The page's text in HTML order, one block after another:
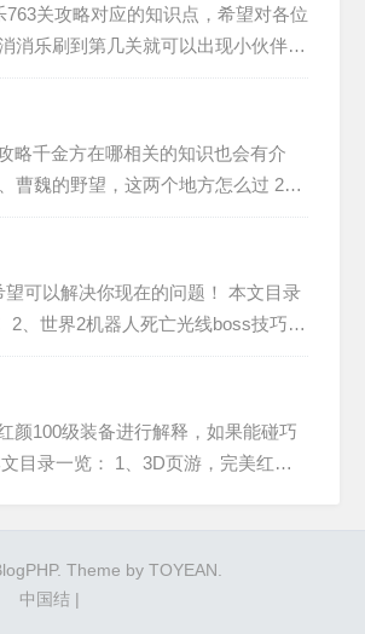
关攻略对应的知识点，希望对各位
消乐刷到第几关就可以出现小伙伴们
隐藏关第4第5第6关通关攻略 开心消
略千金方在哪相关的知识也会有介
曹魏的野望，这两个地方怎么过 2、
4、曹魏的野望七星石阵怎么过 曹魏
可以解决你现在的问题！ 本文目录
2、世界2机器人死亡光线boss技巧攻
的攻略。 5、第二次世界...
颜100级装备进行解释，如果能碰巧
目录一览： 1、3D页游，完美红颜
. Theme by TOYEAN
中国结 |